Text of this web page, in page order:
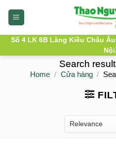
Số 4 LK 6B Làng Kiều Châu
Nội.
Search
Home / Cửa hàng /